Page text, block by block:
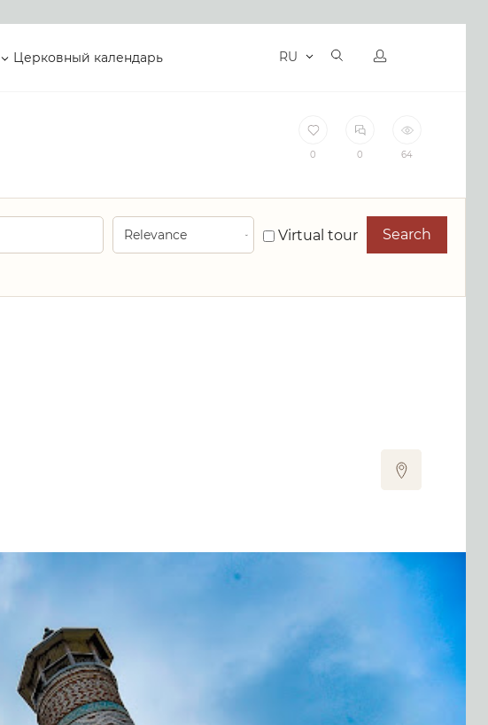
Церковный календарь RU
0 0 64
Virtual tour Search